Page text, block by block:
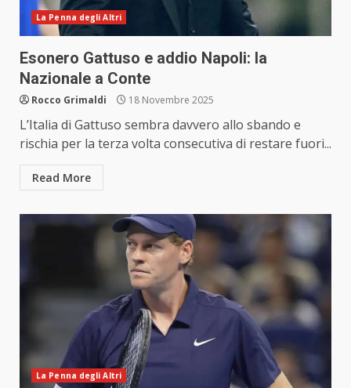
La Penna degli Altri
Esonero Gattuso e addio Napoli: la
Nazionale a Conte
Rocco Grimaldi 18 Novembre 2025
L’Italia di Gattuso sembra davvero allo sbando e
rischia per la terza volta consecutiva di restare fuori...
Read More
La Penna degli Altri